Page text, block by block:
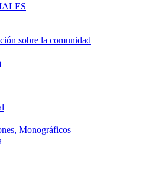
sobre la comunidad
Monográficos